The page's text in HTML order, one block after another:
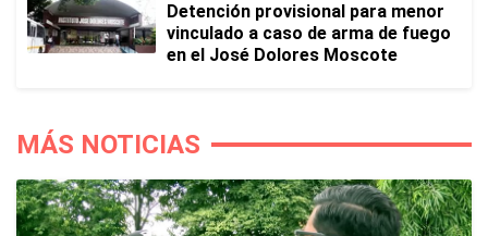
Detención provisional para menor
vinculado a caso de arma de fuego
en el José Dolores Moscote
MÁS NOTICIAS